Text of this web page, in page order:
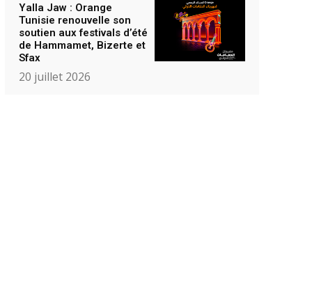
Yalla Jaw : Orange
Tunisie renouvelle son
soutien aux festivals d’été
de Hammamet, Bizerte et
Sfax
20 juillet 2026